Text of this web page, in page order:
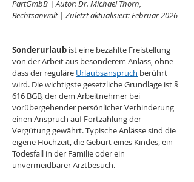
PartGmbB | Autor: Dr. Michael Thorn,
Rechtsanwalt | Zuletzt aktualisiert: Februar 2026
Sonderurlaub ist eine bezahlte Freistellung
von der Arbeit aus besonderem Anlass, ohne
dass der reguläre Urlaubsanspruch berührt
wird. Die wichtigste gesetzliche Grundlage ist §
616 BGB, der dem Arbeitnehmer bei
vorübergehender persönlicher Verhinderung
einen Anspruch auf Fortzahlung der
Vergütung gewährt. Typische Anlässe sind die
eigene Hochzeit, die Geburt eines Kindes, ein
Todesfall in der Familie oder ein
unvermeidbarer Arztbesuch.